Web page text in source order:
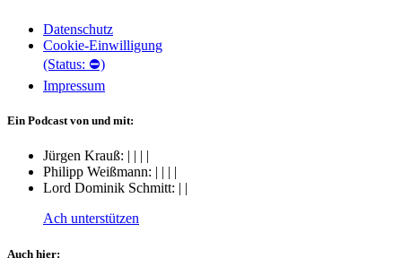
Datenschutz
Cookie-Einwilligung
(Status: ⛔)
Impressum
Ein Podcast von und mit:
Jürgen Krauß: | | | |
Philipp Weißmann: | | | |
Lord Dominik Schmitt: | |
Ach unterstützen
Auch hier: